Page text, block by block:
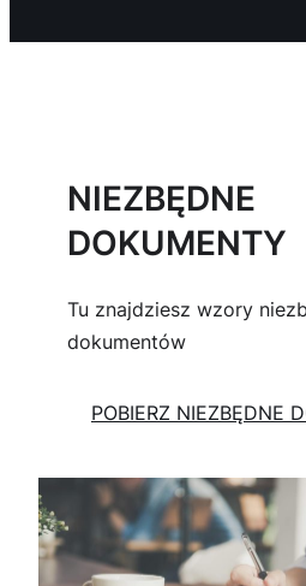
NIEZBĘDNE
DOKUMENTY
Tu znajdziesz wzory
dokumentów
POBIERZ NIEZBĘDNE